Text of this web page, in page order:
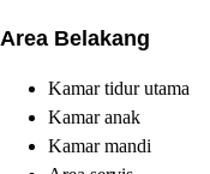
Area Belakang
Kamar tidur utama
Kamar anak
Kamar mandi